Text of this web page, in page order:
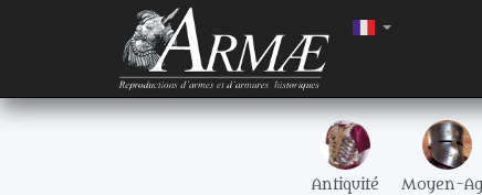
Antiquité Moyen-